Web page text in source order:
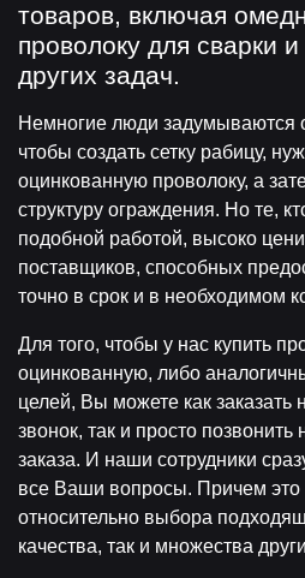
товаров, включая
проволоку для сварки
других задач.
Немногие люди задумываются
чтобы создать сетку рабицу,
оцинкованную проволоку, а
структуру ограждения. Но те,
подобной работой, высоко
поставщиков, способных
точно в срок и в необходимом
Для того, чтобы у нас купить
оцинкованную, либо
целей, Вы можете как заказать
звонок, так и просто
заказа. И наши сотрудники
все Ваши вопросы. Причем это
относительно выбора
качества, так и множества